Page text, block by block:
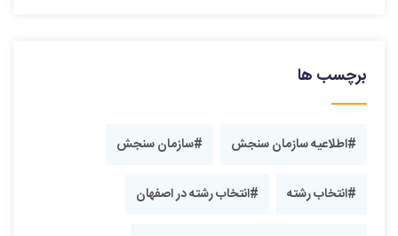
برچسب ها
#اطلاعیه سازمان سنجش #سازمان سنجش
#انتخاب رشته #انتخاب رشته در اصفهان